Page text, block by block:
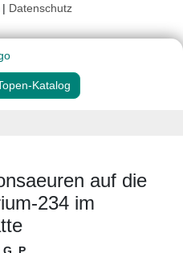
| Datenschutz
Katalog
auf die
234 im